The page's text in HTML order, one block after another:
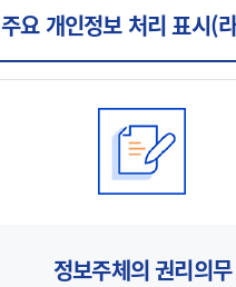
주요 개인정보 처리 표시(
정보주체의 권리의무